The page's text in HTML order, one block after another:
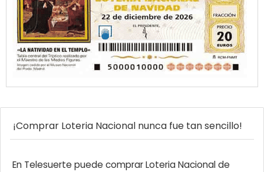
¡Comprar Loteria Nacional nunca fue tan sencillo!
En Telesuerte puede comprar Loteria Nacional de